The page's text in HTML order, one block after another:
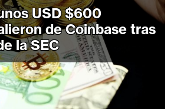
USD $600
de Coinbase tras
la SEC